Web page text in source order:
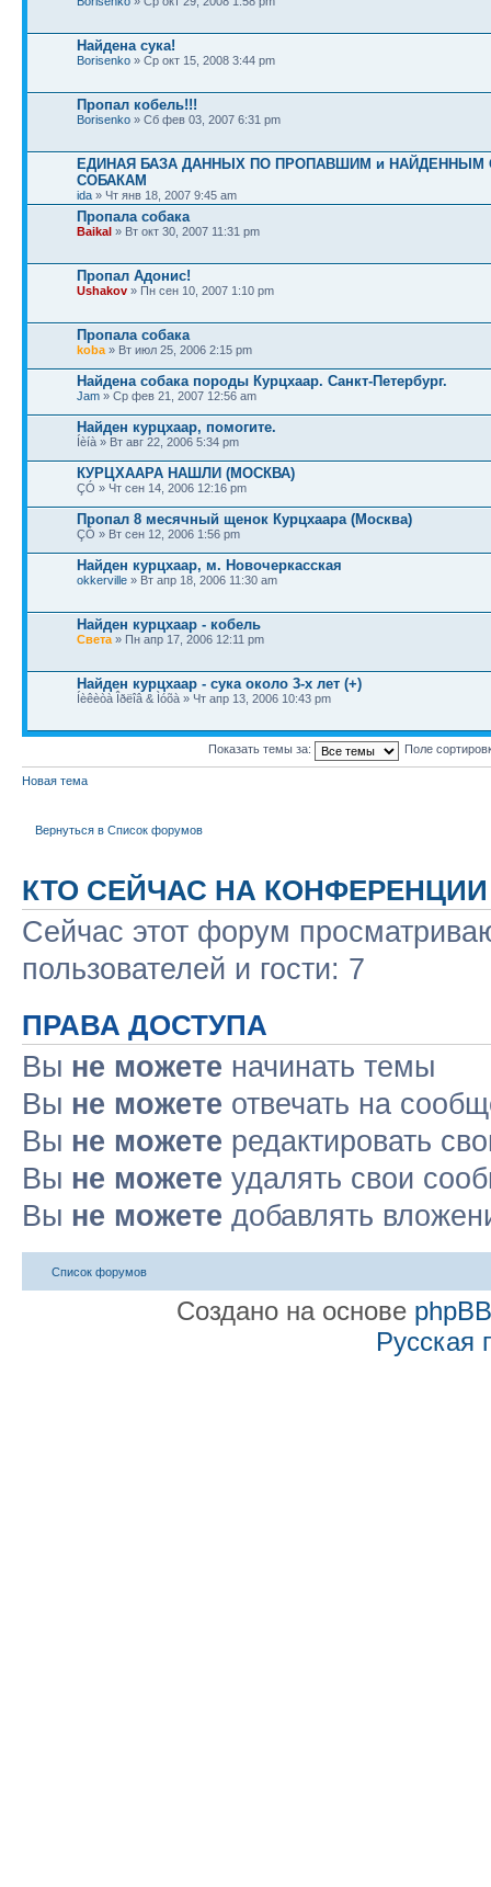
Найдена сука!
Borisenko » Ср окт 15, 2008 3:44 pm
Пропал кобель!!!
Borisenko » Сб фев 03, 2007 6:31 pm
ЕДИНАЯ БАЗА ДАННЫХ ПО ПРОПАВШИМ и НАЙДЕННЫМ
СОБАКАМ
ida » Чт янв 18, 2007 9:45 am
Пропала собака
Baikal » Вт окт 30, 2007 11:31 pm
Пропал Адонис!
Ushakov » Пн сен 10, 2007 1:10 pm
Пропала собака
koba » Вт июл 25, 2006 2:15 pm
Найдена собака породы Курцхаар. Санкт-Петербург.
Jam » Ср фев 21, 2007 12:56 am
Найден курцхаар, помогите.
Íèíà » Вт авг 22, 2006 5:34 pm
КУРЦХААРА НАШЛИ (МОСКВА)
ÇÓ » Чт сен 14, 2006 12:16 pm
Пропал 8 месячный щенок Курцхаара (Москва)
ÇÓ » Вт сен 12, 2006 1:56 pm
Найден курцхаар, м. Новочеркасская
okkerville » Вт апр 18, 2006 11:30 am
Найден курцхаар - кобель
Света » Пн апр 17, 2006 12:11 pm
Найден курцхаар - сука около 3-х лет (+)
Íèêèòà Îðëîâ & Ìóõà » Чт апр 13, 2006 10:43 pm
Показать темы за: Поле
Новая тема
Вернуться в Список форумов
КТО СЕЙЧАС НА КОНФЕРЕНЦИИ
Сейчас этот форум
пользователей и гости: 7
ПРАВА ДОСТУПА
Вы не можете начинать темы
Вы не можете отвечать на
Вы не можете редактировать
Вы не можете удалять свои
Вы не можете добавлять
Список форумов
Создано на основе phpBB
Русская